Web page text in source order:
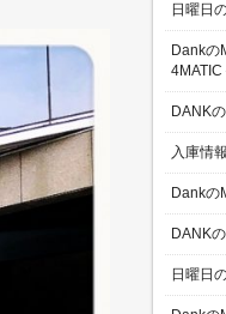
日曜
Dankの
4MATIC
DANK
入庫情
Dankの
DANK
日曜日